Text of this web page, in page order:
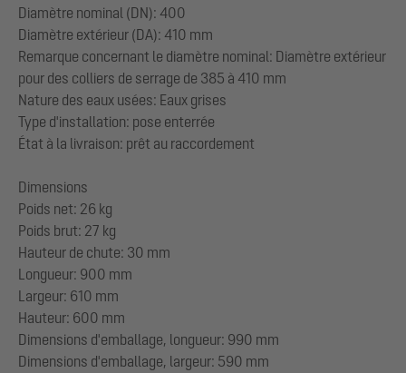
Diamètre nominal (DN): 400
Diamètre extérieur (DA): 410 mm
Remarque concernant le diamètre nominal: Diamètre extérieur
pour des colliers de serrage de 385 à 410 mm
Nature des eaux usées: Eaux grises
Type d'installation: pose enterrée
État à la livraison: prêt au raccordement
Dimensions
Poids net: 26 kg
Poids brut: 27 kg
Hauteur de chute: 30 mm
Longueur: 900 mm
Largeur: 610 mm
Hauteur: 600 mm
Dimensions d'emballage, longueur: 990 mm
Dimensions d'emballage, largeur: 590 mm